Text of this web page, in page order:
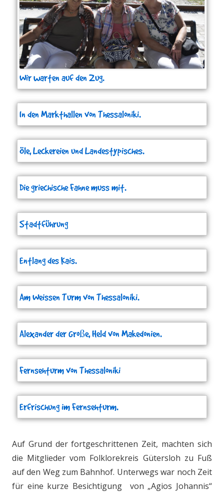
Wir warten auf den Zug.
In den Markthallen von Thessaloniki.
Öle, Leckereien und Landestypisches.
Die griechische Fahne muss mit.
Stadtführung
Entlang des Kais.
Am Weissen Turm von Thessaloniki.
Alexander der Große, Held von Makedonien.
Fernsehturm von Thessaloniki
Erfrischung im Fernsehturm.
Auf Grund der fortgeschrittenen Zeit, machten sich
die Mitglieder vom Folklorekreis Gütersloh zu Fuß
auf den Weg zum Bahnhof. Unterwegs war noch Zeit
für eine kurze Besichtigung von „Agios Johannis“